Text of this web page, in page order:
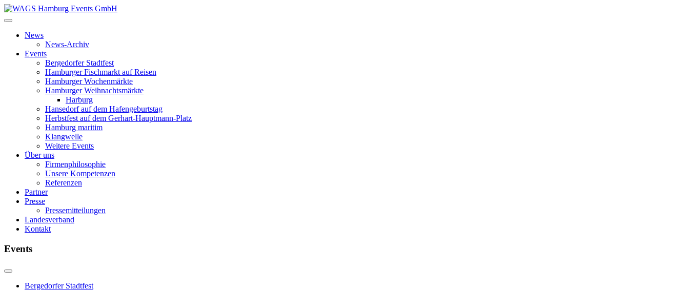
News
News-Archiv
Events
Bergedorfer Stadtfest
Hamburger Fischmarkt auf Reisen
Hamburger Wochenmärkte
Hamburger Weihnachtsmärkte
Harburg
Hansedorf auf dem Hafengeburtstag
Herbstfest auf dem Gerhart-Hauptmann-Platz
Hamburg maritim
Klangwelle
Weitere Events
Über uns
Firmenphilosophie
Unsere Kompetenzen
Referenzen
Partner
Presse
Pressemitteilungen
Landesverband
Kontakt
Events
Bergedorfer Stadtfest